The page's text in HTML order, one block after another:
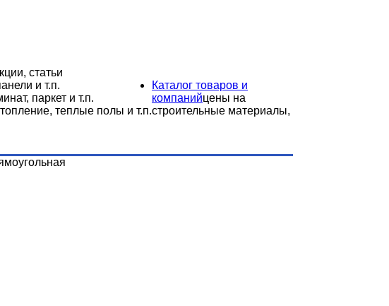
статьи
и т.п.
паркет и т.п.
теплые полы и т.п.
Каталог товаров и
компанийцены на
строительные материалы,